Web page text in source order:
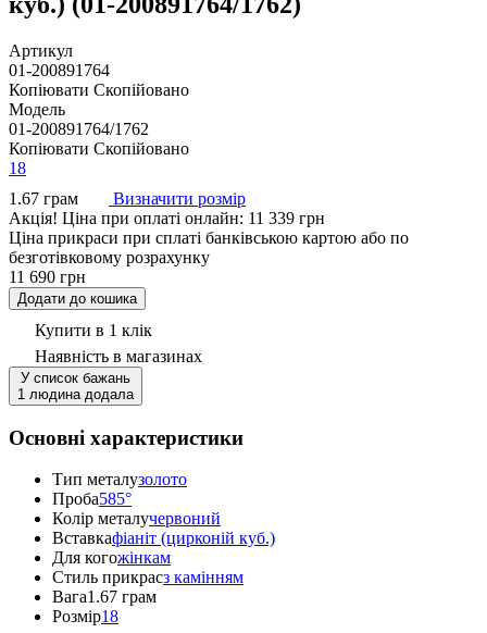
Артикул
01-200891764
Копіювати Скопійовано
Модель
01-200891764/1762
Копіювати Скопійовано
18
1.67 грам
Визначити розмір
Акцiя! Ціна при оплаті онлайн: 11 339 грн
Ціна прикраси при сплаті банківською картою або по
безготівковому розрахунку
11 690 грн
Додати до кошика
Купити в 1 клік
Наявність в магазинах
У список бажань
1 людина додала
Основні характеристики
Тип металузолото
Проба585°
Колір металучервоний
Вставкафіаніт (цирконій куб.)
Для когожінкам
Стиль прикрасз камінням
Вага1.67 грам
Розмір18